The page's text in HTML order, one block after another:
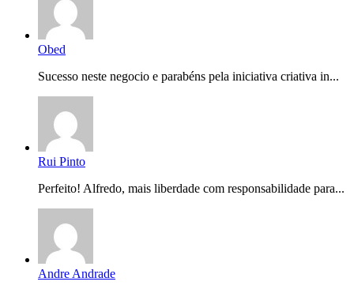
Obed
Sucesso neste negocio e parabéns pela iniciativa criativa in...
Rui Pinto
Perfeito! Alfredo, mais liberdade com responsabilidade para...
Andre Andrade